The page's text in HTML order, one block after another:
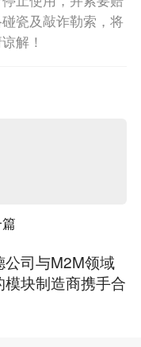
瓷及敲诈勒索，将
解！
公司与M2M领域
模块制造商携手合